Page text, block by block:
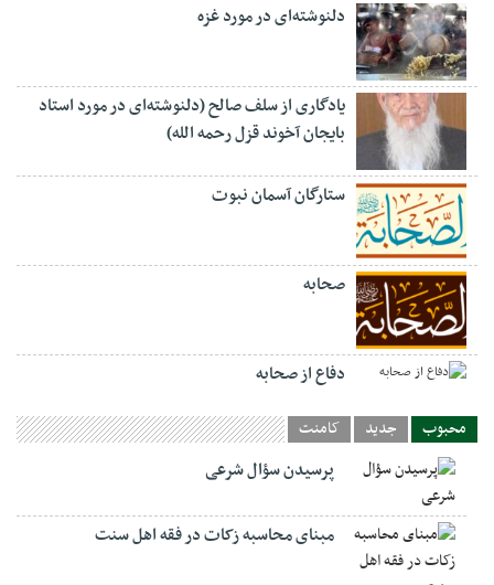
دلنوشته‌ای در مورد غزه
یادگاری از سلف صالح (دلنوشته‌ای در مورد استاد
بایجان آخوند قزل رحمه الله)
ستارگان آسمان نبوت
صحابه
دفاع از صحابه
محبوب جدید کامنت
پرسیدن سؤال شرعی
مبنای محاسبه زکات در فقه اهل سنت